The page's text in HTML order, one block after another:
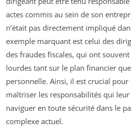
actes commis au sein de son
n’était pas directement impliqué
exemple marquant est celui des
des fraudes fiscales, qui ont
lourdes tant sur le plan financier
personnelle. Ainsi, il est crucial
maîtriser les responsabilités qui
naviguer en toute sécurité dans le
complexe actuel.